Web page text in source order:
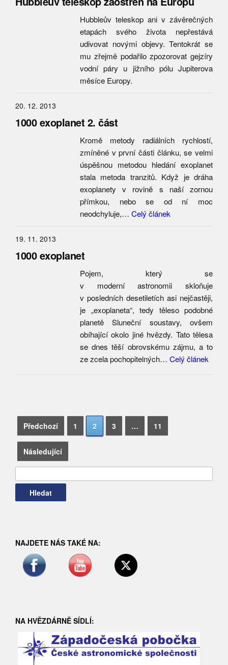
Hubbleův teleskop ani v závěrečných
etapách svého života nepřestává
udivovat novými objevy. Tentokrát se
mu zřejmě podařilo zpozorovat gejzíry
vodní páry u jižního pólu Jupiterova
měsíce Europy.
20. 12. 2013
1000 exoplanet 2. část
Kromě metody radiálních rychlostí,
zmíněné v první části článku, se velmi
úspěšnou metodou hledání exoplanet
stala metoda tranzitů. Když je dráha
exoplanety v rovině s naší zornou
přímkou, nebo se od ní moc
neodchyluje,… Celý článek
19. 11. 2013
1000 exoplanet
Pojem, který se
v moderní astronomii skloňuje
v posledních desetiletích asi nejčastěji,
je „exoplaneta“, tedy těleso podobné
planetě Sluneční soustavy, ovšem
obíhající okolo jiné hvězdy. Tato tělesa
se dnes těší obrovskému zájmu, a to
ze zcela pochopitelných… Celý článek
Navigace
pro
příspěvky
Předchozí 1 2 3 … 11
Následující
Vyhledávání
NAJDETE NÁS TAKÉ NA:
NA HVĚZDÁRNĚ SÍDLÍ: